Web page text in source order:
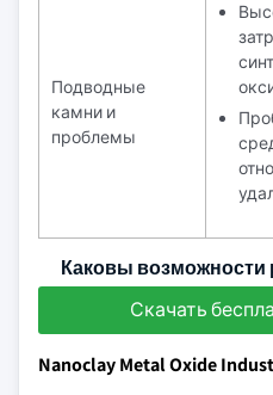
Подводные
камни и
проблемы
Каковы возможности
Скачать
Nanoclay Metal Oxide